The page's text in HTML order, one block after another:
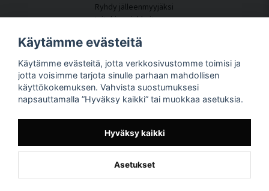
Ryhdy jälleenmyyjäksi
Joitakin asiakkaitamme
Asiakaspalvelu
Akustiikkakonsultointi
Asennus
Kysymyksiä ja vastauksia
Tietoportaali
Seuraa pakettiasi täältä
Tietoja SilentDirectistä
Käytämme evästeitä
Käytämme evästeitä, jotta verkkosivustomme toimisi ja
jotta voisimme tarjota sinulle parhaan mahdollisen
käyttökokemuksen. Vahvista suostumuksesi
napsauttamalla ”Hyväksy kaikki” tai muokkaa asetuksia.
Hyväksy kaikki
Asetukset